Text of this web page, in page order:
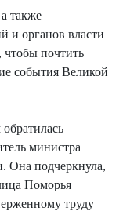
также
и органов власти
чтобы почтить
события Великой
министра
Она подчеркнула,
Поморья
труду